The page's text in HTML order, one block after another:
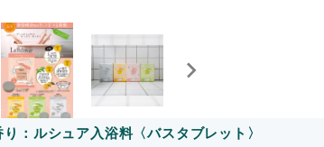
ルシュア入浴料〈バスタブレット〉